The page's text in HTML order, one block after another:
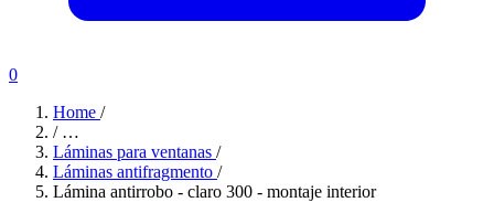
0
Home /
/ …
Láminas para ventanas /
Láminas antifragmento /
Lámina antirrobo - claro 300 - montaje interior